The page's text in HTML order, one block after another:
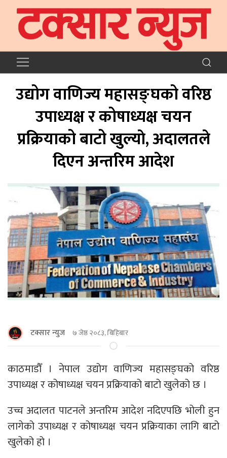
उद्योग वाणिज्य महासङ्घको वरिष्ठ
उपाध्यक्ष र कोषाध्यक्ष चयन
प्रक्रियाको बाटो खुल्याे, अदालतले
दिएन अन्तरिम आदेश
टक्सार न्युज ७ जेष्ठ २०८३, बिहिबार
काठमाडौँ । नेपाल उद्योग वाणिज्य महासङ्घको वरिष्ठ
उपाध्यक्ष र कोषाध्यक्ष चयन प्रक्रियाको बाटो खुलेको छ ।
उच्च अदालत पाटनले अन्तरिम आदेश नदिएपछि भोली हुन
लागेको उपाध्यक्ष र कोषाध्यक्ष चयन प्रक्रियाका लागि बाटो
खुलेको हो ।